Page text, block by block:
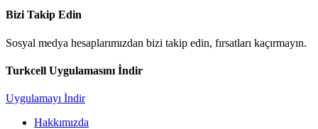
Bizi Takip Edin
Sosyal medya hesaplarımızdan bizi takip edin, fırsatları kaçırmayın.
Turkcell Uygulamasını İndir
Uygulamayı İndir
Hakkımızda